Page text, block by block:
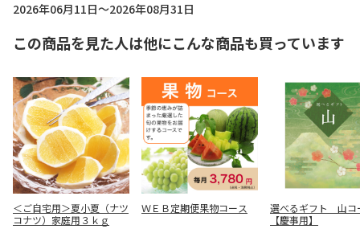
2026年06月11日～2026年08月31日
この商品を見た人は他にこんな商品も買っています
＜ご自宅用＞夏小夏（ナツ
コナツ）家庭用３ｋｇ
ＷＥＢ定期便果物コース
選べるギフト 山コ
【慶事用】